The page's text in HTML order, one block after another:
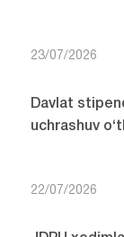
23/07/2026
Davlat
uchrashuv
22/07/2026